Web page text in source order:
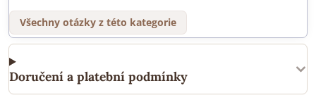
Všechny otázky z této kategorie
Doručení a platební podmínky